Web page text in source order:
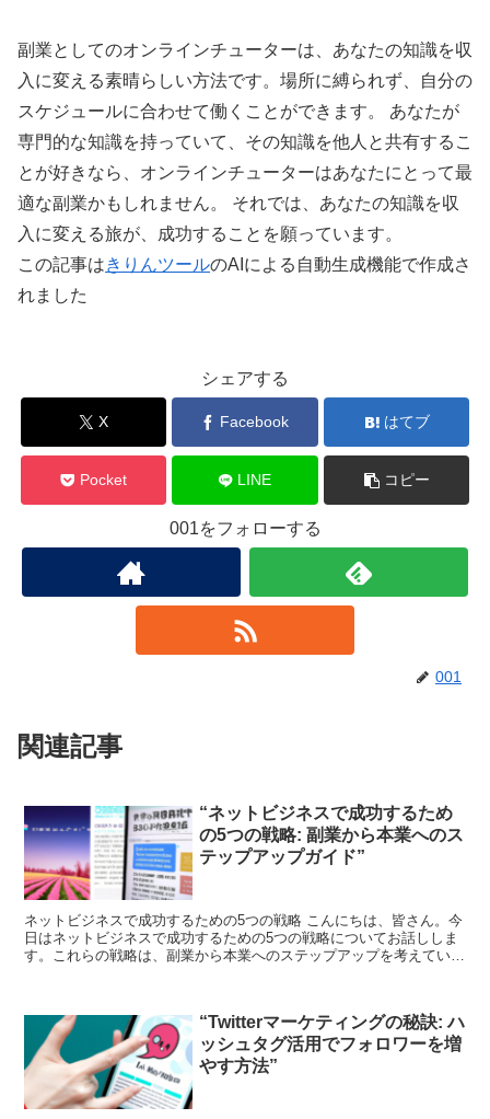
副業としてのオンラインチューターは、あなたの知識を収
入に変える素晴らしい方法です。場所に縛られず、自分の
スケジュールに合わせて働くことができます。 あなたが
専門的な知識を持っていて、その知識を他人と共有するこ
とが好きなら、オンラインチューターはあなたにとって最
適な副業かもしれません。 それでは、あなたの知識を収
入に変える旅が、成功することを願っています。
この記事はきりんツールのAIによる自動生成機能で作成さ
れました
シェアする
X Facebook はてブ
Pocket LINE コピー
001をフォローする
001
関連記事
“ネットビジネスで成功するため
の5つの戦略: 副業から本業へのス
テップアップガイド”
ネットビジネスで成功するための5つの戦略 こんにちは、皆さん。今
日はネットビジネスで成功するための5つの戦略についてお話ししま
す。これらの戦略は、副業から本業へのステップアップを考えている
“Twitterマーケティングの秘訣: ハ
ッシュタグ活用でフォロワーを増
やす方法”